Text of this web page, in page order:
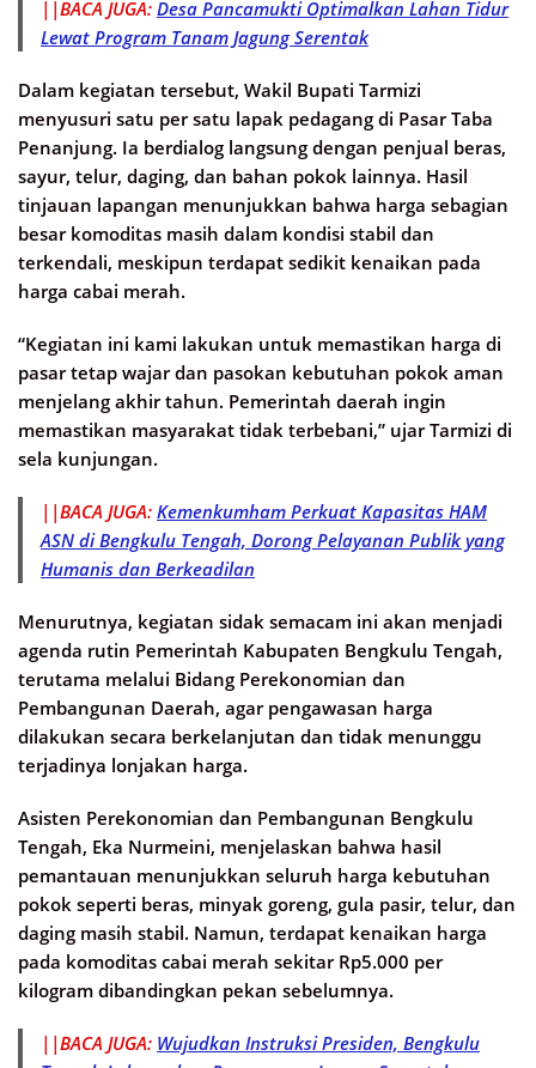
||BACA JUGA: Desa Pancamukti Optimalkan Lahan Tidur
Lewat Program Tanam Jagung Serentak
Dalam kegiatan tersebut, Wakil Bupati Tarmizi
menyusuri satu per satu lapak pedagang di Pasar Taba
Penanjung. Ia berdialog langsung dengan penjual beras,
sayur, telur, daging, dan bahan pokok lainnya. Hasil
tinjauan lapangan menunjukkan bahwa harga sebagian
besar komoditas masih dalam kondisi stabil dan
terkendali, meskipun terdapat sedikit kenaikan pada
harga cabai merah.
“Kegiatan ini kami lakukan untuk memastikan harga di
pasar tetap wajar dan pasokan kebutuhan pokok aman
menjelang akhir tahun. Pemerintah daerah ingin
memastikan masyarakat tidak terbebani,” ujar Tarmizi di
sela kunjungan.
||BACA JUGA: Kemenkumham Perkuat Kapasitas HAM
ASN di Bengkulu Tengah, Dorong Pelayanan Publik yang
Humanis dan Berkeadilan
Menurutnya, kegiatan sidak semacam ini akan menjadi
agenda rutin Pemerintah Kabupaten Bengkulu Tengah,
terutama melalui Bidang Perekonomian dan
Pembangunan Daerah, agar pengawasan harga
dilakukan secara berkelanjutan dan tidak menunggu
terjadinya lonjakan harga.
Asisten Perekonomian dan Pembangunan Bengkulu
Tengah, Eka Nurmeini, menjelaskan bahwa hasil
pemantauan menunjukkan seluruh harga kebutuhan
pokok seperti beras, minyak goreng, gula pasir, telur, dan
daging masih stabil. Namun, terdapat kenaikan harga
pada komoditas cabai merah sekitar Rp5.000 per
kilogram dibandingkan pekan sebelumnya.
||BACA JUGA: Wujudkan Instruksi Presiden, Bengkulu